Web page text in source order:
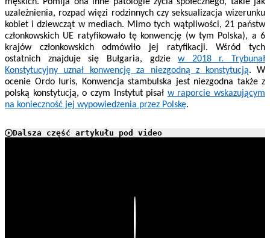
męskich. Pomija ona inne patologie życia społecznego, takie jak
uzależnienia, rozpad więzi rodzinnych czy seksualizacja wizerunku
kobiet i dziewcząt w mediach. Mimo tych wątpliwości, 21 państw
członkowskich UE ratyfikowało tę konwencję (w tym Polska), a 6
krajów członkowskich odmówiło jej ratyfikacji. Wśród tych
ostatnich znajduje się Bułgaria, gdziew 2018 r. Trybunał
Konstytucyjny uznał konwencję za niezgodną z konstytucją. W
ocenie Ordo Iuris, Konwencja stambulska jest niezgodna także z
polską konstytucją, o czym Instytut pisał w raporcie wskazującym
na konieczność jej wypowiedzenia przez Polskę.
Dalsza część artykułu pod video